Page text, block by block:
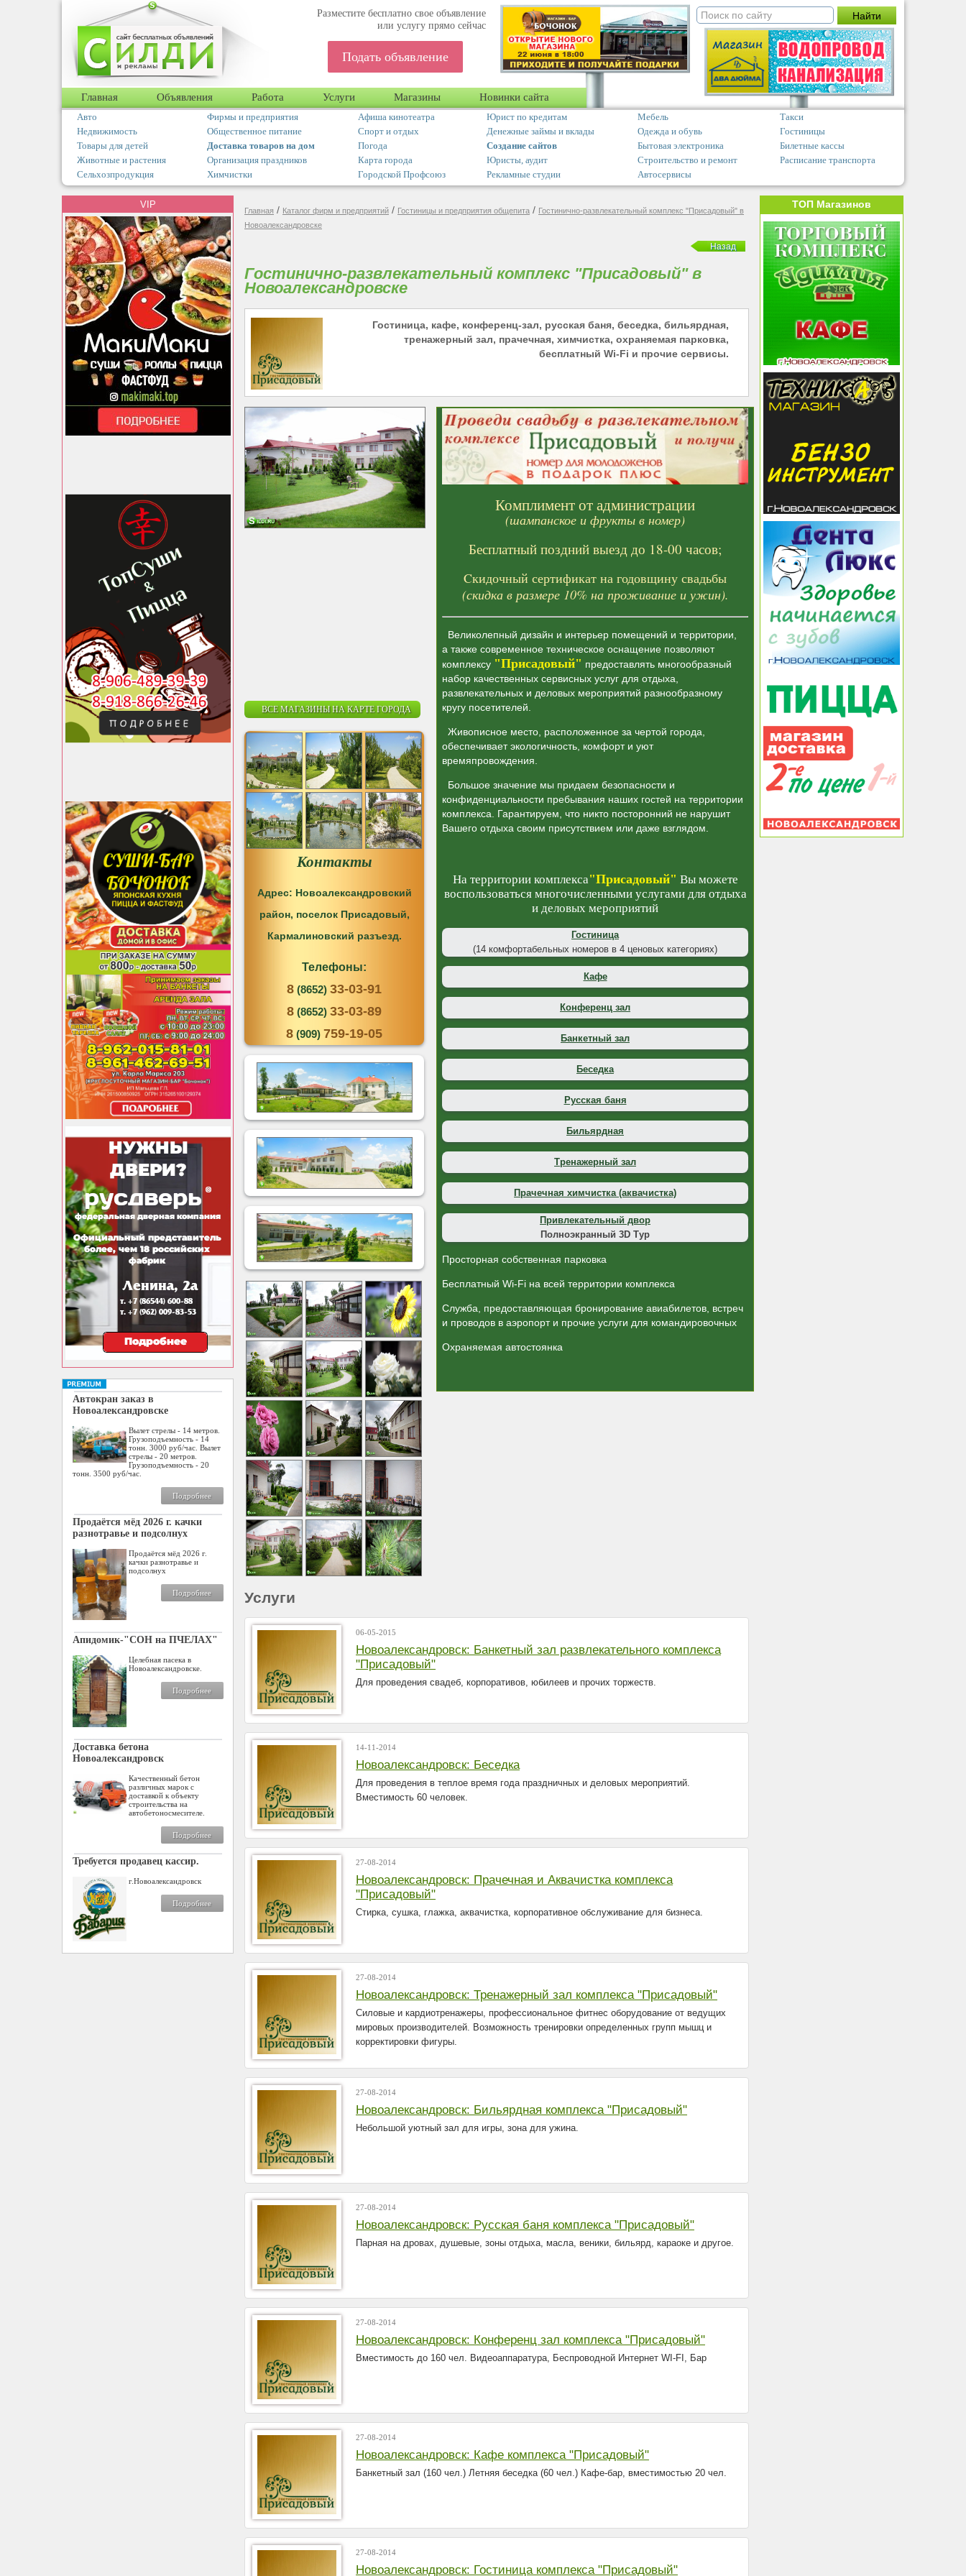
Разместите бесплатно свое объявление
или услугу прямо сейчас
Главная Объявления Работа Услуги Магазины Новинки сайта
Подать объявление
Авто Фирмы и предприятия Афиша кинотеатра Юрист по кредитам Мебель
Такси
Недвижимость
Общественное питание Спорт и отдых Денежные займы и вклады Одежда и обувь
Гостиницы
Товары для детей
Доставка товаров на дом Погода Создание сайтов Бытовая электроника
Билетные кассы
Животные и растения
Организация праздников Карта города Юристы, аудит Строительство и ремонт
Расписание транспорта
Сельхозпродукция
Химчистки Городской Профсоюз Рекламные студии Автосервисы
VIP
Автокран заказ в
Новоалександровске
Вылет стрелы - 14 метров.
Грузоподъемность - 14
тонн. 3000 руб/час. Вылет
стрелы - 20 метров.
Грузоподъемность - 20
тонн. 3500 руб/час.
Подробнее
Продаётся мёд 2026 г. качки
разнотравье и подсолнух
Продаётся мёд 2026 г.
качки разнотравье и
подсолнух
Подробнее
Апидомик-"СОН на ПЧЕЛАХ"
Целебная пасека в
Новоалександровске.
Подробнее
Доставка бетона
Новоалександровск
Качественный бетон
различных марок с
доставкой к объекту
строительства на
автобетоносмесителе.
Подробнее
Требуется продавец кассир.
г.Новоалександровск
Подробнее
Главная / Каталог фирм и предприятий / Гостиницы и предприятия общепита / Гостинично-развлекательный комплекс "Присадовый" в
Новоалександровске
Назад
Гостинично-развлекательный комплекс "Присадовый" в
Новоалександровске
Гостиница, кафе, конференц-зал, русская баня, беседка, бильярдная,
тренажерный зал, прачечная, химчистка, охраняемая парковка,
бесплатный Wi-Fi и прочие сервисы.
ВСЕ МАГАЗИНЫ НА КАРТЕ ГОРОДА
Контакты
Адрес: Новоалександровский
район, поселок Присадовый,
Кармалиновский разъезд.
Телефоны:
8 (8652) 33-03-91
8 (8652) 33-03-89
8 (909) 759-19-05
Комплимент от администрации
(шампанское и фрукты в номер)
Бесплатный поздний выезд до 18-00 часов;
Cкидочный сертификат на годовщину свадьбы
(скидка в размере 10% на проживание и ужин).
Великолепный дизайн и интерьер помещений и территории,
а также современное техническое оснащение позволяют
комплексу "Присадовый" предоставлять многообразный
набор качественных сервисных услуг для отдыха,
развлекательных и деловых мероприятий разнообразному
кругу посетителей.
Живописное место, расположенное за чертой города,
обеспечивает экологичность, комфорт и уют
времяпровождения.
Большое значение мы придаем безопасности и
конфиденциальности пребывания наших гостей на территории
комплекса. Гарантируем, что никто посторонний не нарушит
Вашего отдыха своим присутствием или даже взглядом.
На территории комплекса"Присадовый" Вы можете
воспользоваться многочисленными услугами для отдыха
и деловых мероприятий
Гостиница
(14 комфортабельных номеров в 4 ценовых категориях)
Кафе
Конференц зал
Банкетный зал
Беседка
Русская баня
Бильярдная
Тренажерный зал
Прачечная химчистка (аквачистка)
Привлекательный двор
Полноэкранный 3D Тур
Просторная собственная парковка
Бесплатный Wi-Fi на всей территории комплекса
Служба, предоставляющая бронирование авиабилетов, встреч
и проводов в аэропорт и прочие услуги для командировочных
Охраняемая автостоянка
Услуги
06-05-2015
Новоалександровск: Банкетный зал развлекательного комплекса
"Присадовый"
Для проведения свадеб, корпоративов, юбилеев и прочих торжеств.
14-11-2014
Новоалександровск: Беседка
Для проведения в теплое время года праздничных и деловых мероприятий.
Вместимость 60 человек.
27-08-2014
Новоалександровск: Прачечная и Аквачистка комплекса
"Присадовый"
Стирка, сушка, глажка, аквачистка, корпоративное обслуживание для бизнеса.
27-08-2014
Новоалександровск: Тренажерный зал комплекса "Присадовый"
Силовые и кардиотренажеры, профессиональное фитнес оборудование от ведущих
мировых производителей. Возможность тренировки определенных групп мышц и
корректировки фигуры.
27-08-2014
Новоалександровск: Бильярдная комплекса "Присадовый"
Небольшой уютный зал для игры, зона для ужина.
27-08-2014
Новоалександровск: Русская баня комплекса "Присадовый"
Парная на дровах, душевые, зоны отдыха, масла, веники, бильярд, караоке и другое.
27-08-2014
Новоалександровск: Конференц зал комплекса "Присадовый"
Вместимость до 160 чел. Видеоаппаратура, Беспроводной Интернет WI-FI, Бар
27-08-2014
Новоалександровск: Кафе комплекса "Присадовый"
Банкетный зал (160 чел.) Летняя беседка (60 чел.) Кафе-бар, вместимостью 20 чел.
27-08-2014
Новоалександровск: Гостиница комплекса "Присадовый"
ТОП Магазинов